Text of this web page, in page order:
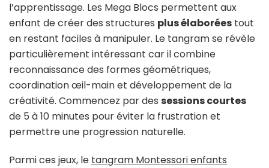
l’apprentissage. Les Mega Blocs permettent aux
enfant de créer des structures plus élaborées tout
en restant faciles à manipuler. Le tangram se révèle
particulièrement intéressant car il combine
reconnaissance des formes géométriques,
coordination œil-main et développement de la
créativité. Commencez par des sessions courtes
de 5 à 10 minutes pour éviter la frustration et
permettre une progression naturelle.
Parmi ces jeux, le tangram Montessori enfants